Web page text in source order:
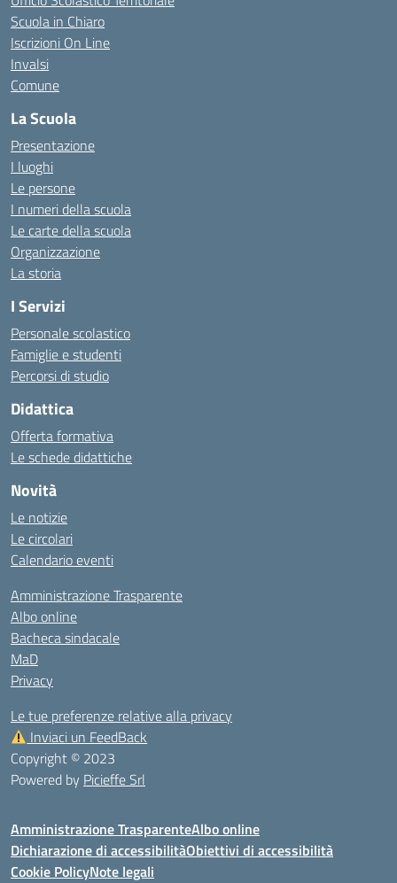
Scuola in Chiaro
Iscrizioni On Line
Invalsi
Comune
La Scuola
Presentazione
I luoghi
Le persone
I numeri della scuola
Le carte della scuola
Organizzazione
La storia
I Servizi
Personale scolastico
Famiglie e studenti
Percorsi di studio
Didattica
Offerta formativa
Le schede didattiche
Novità
Le notizie
Le circolari
Calendario eventi
Amministrazione Trasparente
Albo online
Bacheca sindacale
MaD
Privacy
Le tue preferenze relative alla privacy
Inviaci un FeedBack
Copyright © 2023
Powered by Picieffe Srl
Amministrazione TrasparenteAlbo online
Dichiarazione di accessibilitàObiettivi di accessibilità
Cookie PolicyNote legali